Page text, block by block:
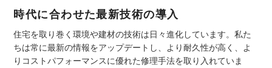
時代に合わせた最新技術の導入
住宅を取り巻く環境や建材の技術は日々進化しています。私た
ちは常に最新の情報をアップデートし、より耐久性が高く、よ
りコストパフォーマンスに優れた修理手法を取り入れていま